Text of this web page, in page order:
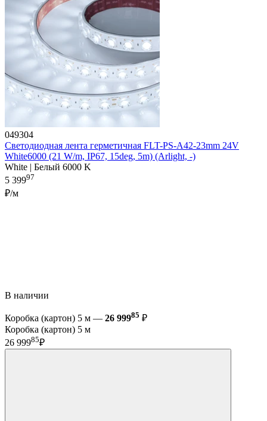
049304
Светодиодная лента герметичная FLT-PS-A42-23mm 24V
White6000 (21 W/m, IP67, 15deg, 5m) (Arlight, -)
White | Белый 6000 K
5 39997
₽/м
В наличии
Коробка (картон) 5 м — 26 99985 ₽
Коробка (картон) 5 м
26 99985₽